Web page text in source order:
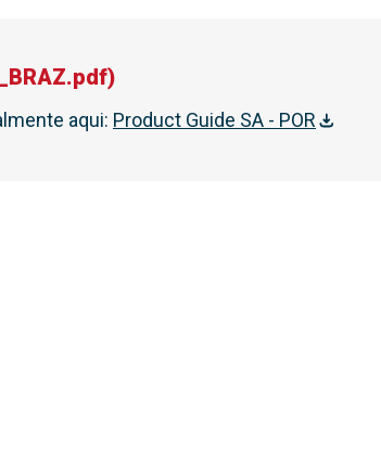
)
aqui: Product Guide SA - POR